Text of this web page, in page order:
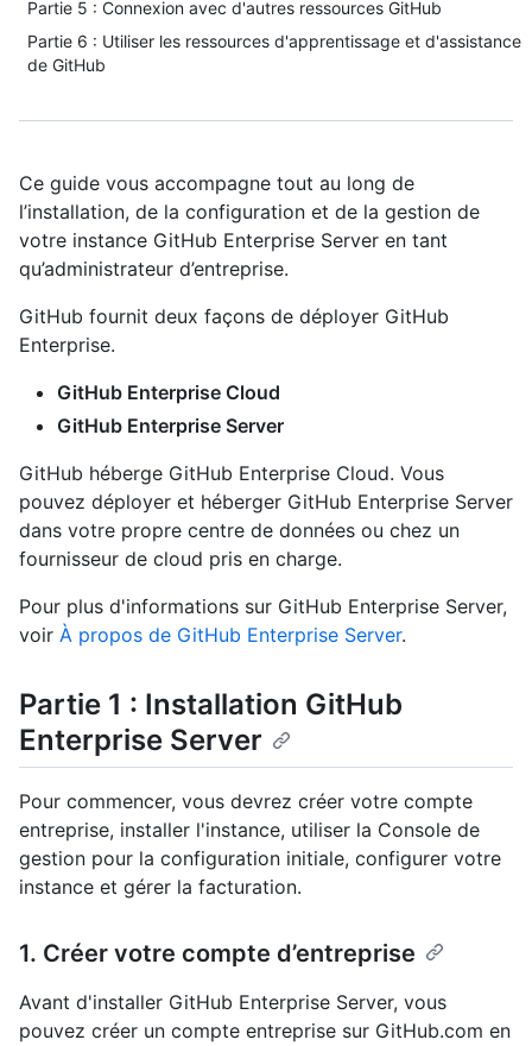
Partie 5 : Connexion avec d'autres ressources GitHub
Partie 6 : Utiliser les ressources d'apprentissage et d'assistance
de GitHub
Ce guide vous accompagne tout au long de
l’installation, de la configuration et de la gestion de
votre instance GitHub Enterprise Server en tant
qu’administrateur d’entreprise.
GitHub fournit deux façons de déployer GitHub
Enterprise.
GitHub Enterprise Cloud
GitHub Enterprise Server
GitHub héberge GitHub Enterprise Cloud. Vous
pouvez déployer et héberger GitHub Enterprise Server
dans votre propre centre de données ou chez un
fournisseur de cloud pris en charge.
Pour plus d'informations sur GitHub Enterprise Server,
voir À propos de GitHub Enterprise Server.
Partie 1 : Installation GitHub
Enterprise Server
Pour commencer, vous devrez créer votre compte
entreprise, installer l'instance, utiliser la Console de
gestion pour la configuration initiale, configurer votre
instance et gérer la facturation.
1. Créer votre compte d’entreprise
Avant d'installer GitHub Enterprise Server, vous
pouvez créer un compte entreprise sur GitHub.com en